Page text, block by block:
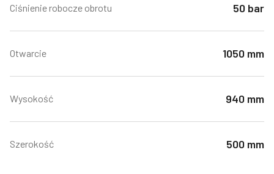
Ciśnienie robocze obrotu 50 bar
Otwarcie 1050 mm
Wysokość 940 mm
Szerokość 500 mm